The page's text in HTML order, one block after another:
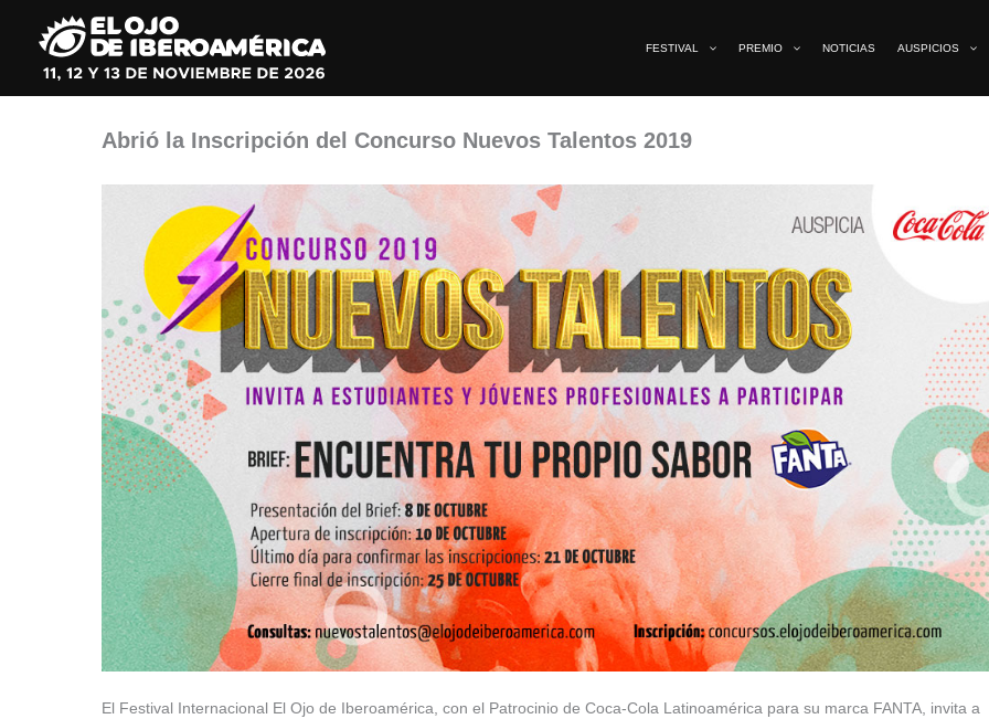
contenido
FESTIVAL PREMIO NOTICIAS AUSPICIOS
Abrió la Inscripción del Concurso Nuevos Talentos 2019
El Festival Internacional El Ojo de Iberoamérica, con el Patrocinio de Coca-Cola Latinoamérica para su marca FANTA, invita a